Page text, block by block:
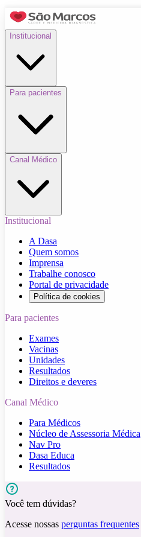
Institucional
Para pacientes
Canal Médico
Institucional
A Dasa
Quem somos
Imprensa
Trabalhe conosco
Portal de privacidade
Política de cookies
Para pacientes
Exames
Vacinas
Unidades
Resultados
Direitos e deveres
Canal Médico
Para Médicos
Núcleo de Assessoria Médica
Nav Pro
Dasa Educa
Resultados
Você tem dúvidas?
Acesse nossas perguntas frequentes